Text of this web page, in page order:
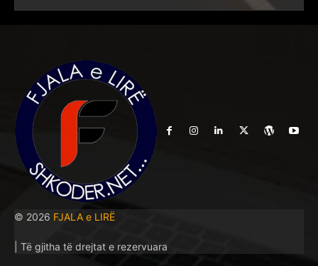
© 2026 FJALA e LIRË
| Të gjitha të drejtat e rezervuara